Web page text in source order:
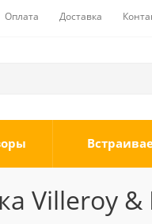
Оплата Доставка
Villeroy &